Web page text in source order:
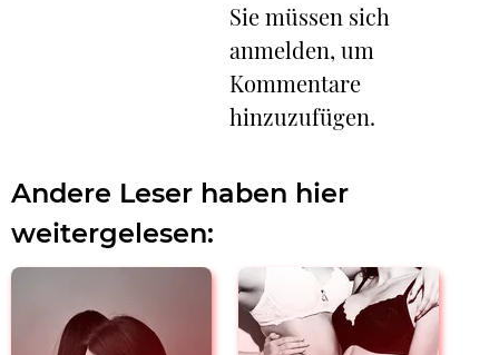
Sie müssen sich
anmelden, um
Kommentare
hinzuzufügen.
Andere Leser haben hier
weitergelesen: